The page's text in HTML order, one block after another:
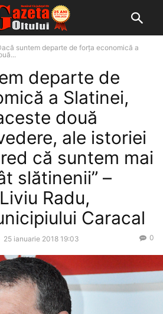
suntem departe de forţa economică a
departe de
a Slatinei,
două
ale istoriei
că suntem mai
slătinenii” –
Radu,
Caracal
25 ianuarie 2018 19:03 0